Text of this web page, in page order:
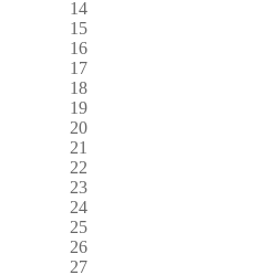
14
15
16
17
18
19
20
21
22
23
24
25
26
27